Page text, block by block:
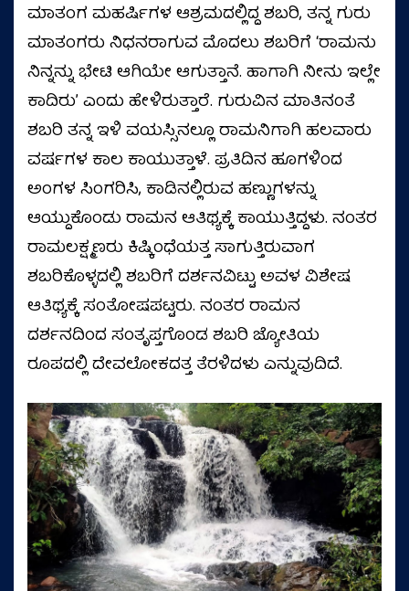
ಮಾತಂಗ ಮಹರ್ಷಿಗಳ ಆಶ್ರಮದಲ್ಲಿದ್ದ ಶಬರಿ, ತನ್ನ ಗುರು
ಮಾತಂಗರು ನಿಧನರಾಗುವ ಮೊದಲು ಶಬರಿಗೆ ʻರಾಮನು
ನಿನ್ನನ್ನು ಭೇಟಿ ಆಗಿಯೇ ಆಗುತ್ತಾನೆ. ಹಾಗಾಗಿ ನೀನು ಇಲ್ಲೇ
ಕಾದಿರುʼ ಎಂದು ಹೇಳಿರುತ್ತಾರೆ. ಗುರುವಿನ ಮಾತಿನಂತೆ
ಶಬರಿ ತನ್ನ ಇಳಿ ವಯಸ್ಸಿನಲ್ಲೂ ರಾಮನಿಗಾಗಿ ಹಲವಾರು
ವರ್ಷಗಳ ಕಾಲ ಕಾಯುತ್ತಾಳೆ. ಪ್ರತಿದಿನ ಹೂಗಳಿಂದ
ಅಂಗಳ ಸಿಂಗರಿಸಿ, ಕಾಡಿನಲ್ಲಿರುವ ಹಣ್ಣುಗಳನ್ನು
ಆಯ್ದುಕೊಂಡು ರಾಮನ ಆತಿಥ್ಯಕ್ಕೆ ಕಾಯುತ್ತಿದ್ದಳು. ನಂತರ
ರಾಮಲಕ್ಷ್ಮಣರು ಕಿಷ್ಕಿಂಧೆಯತ್ತ ಸಾಗುತ್ತಿರುವಾಗ
ಶಬರಿಕೊಳ್ಳದಲ್ಲಿ ಶಬರಿಗೆ ದರ್ಶನವಿಟ್ಟು ಅವಳ ವಿಶೇಷ
ಆತಿಥ್ಯಕ್ಕೆ ಸಂತೋಷಪಟ್ಟರು. ನಂತರ ರಾಮನ
ದರ್ಶನದಿಂದ ಸಂತೃಪ್ತಗೊಂಡ ಶಬರಿ ಜ್ಯೋತಿಯ
ರೂಪದಲ್ಲಿ ದೇವಲೋಕದತ್ತ ತೆರಳಿದಳು ಎನ್ನುವುದಿದೆ.